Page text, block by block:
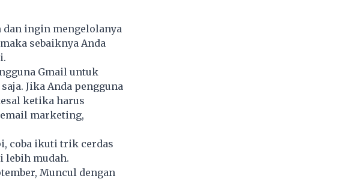
dan ingin mengelolanya
sebaiknya Anda
Gmail untuk
Jika Anda pengguna
ketika harus
marketing,
coba ikuti trik cerdas
lebih mudah.
Muncul dengan